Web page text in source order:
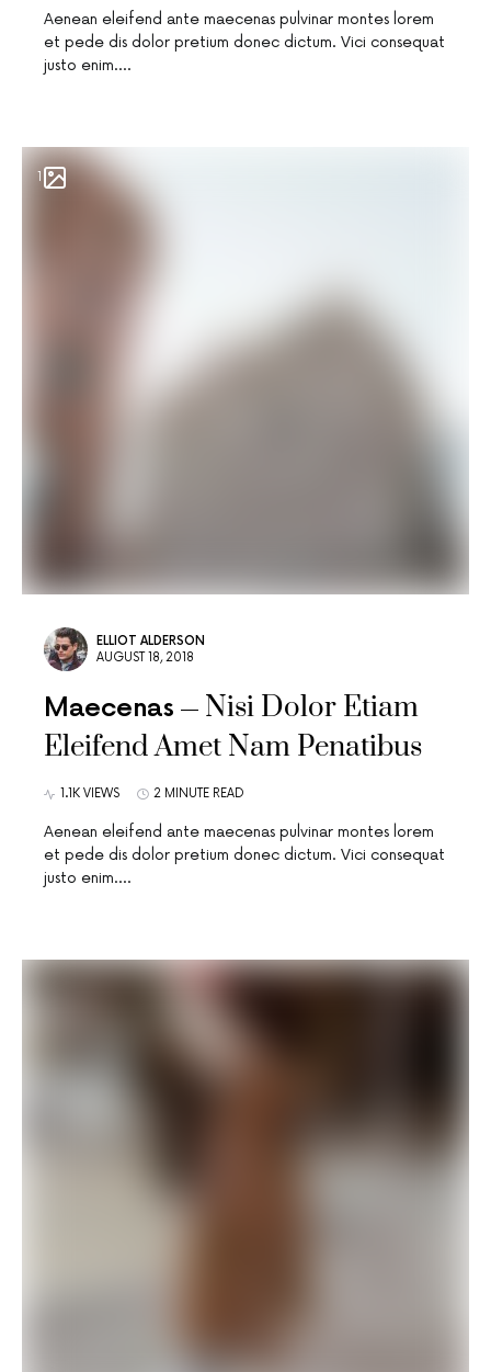
Aenean eleifend ante maecenas pulvinar montes lorem
et pede dis dolor pretium donec dictum. Vici consequat
justo enim.…
1
ELLIOT ALDERSON
AUGUST 18, 2018
Maecenas
Nisi Dolor Etiam
Eleifend Amet Nam Penatibus
1.1K VIEWS 2 MINUTE READ
Aenean eleifend ante maecenas pulvinar montes lorem
et pede dis dolor pretium donec dictum. Vici consequat
justo enim.…